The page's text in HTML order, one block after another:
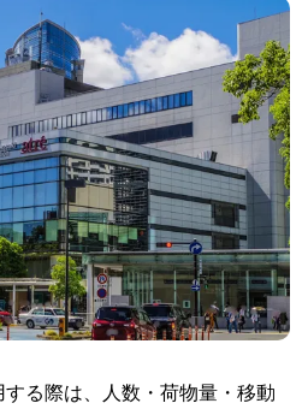
る際は、人数・荷物量・移動